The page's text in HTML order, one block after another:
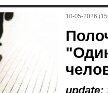
10-05-2026
update: